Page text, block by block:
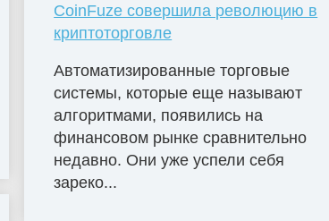
CoinFuze совершила революцию в
криптоторговле
Автоматизированные торговые
системы, которые еще называют
алгоритмами, появились на
финансовом рынке сравнительно
недавно. Они уже успели себя
зареко...